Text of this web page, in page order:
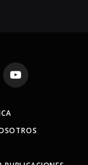
YouTube